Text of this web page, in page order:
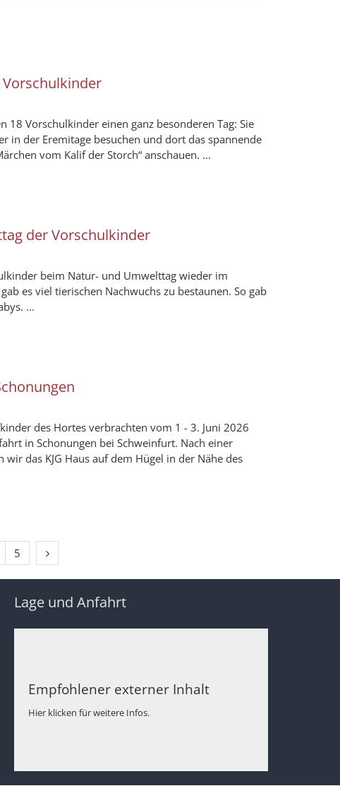
18 Vorschulkinder einen ganz besonderen Tag: Sie
in der Eremitage besuchen und dort das spannende
vom Kalif der Storch“ anschauen. ...
der Vorschulkinder
beim Natur- und Umwelttag wieder im
es viel tierischen Nachwuchs zu bestaunen. So gab
...
des Hortes verbrachten vom 1 - 3. Juni 2026
in Schonungen bei Schweinfurt. Nach einer
das KJG Haus auf dem Hügel in der Nähe des
5 Nächste Seite
Lage und Anfahrt
Empfohlener externer Inhalt
Hier klicken für weitere Infos.